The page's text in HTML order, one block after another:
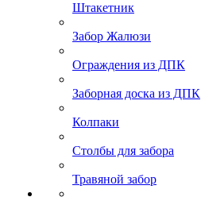
Штакетник
Забор Жалюзи
Ограждения из ДПК
Заборная доска из ДПК
Колпаки
Столбы для забора
Травяной забор